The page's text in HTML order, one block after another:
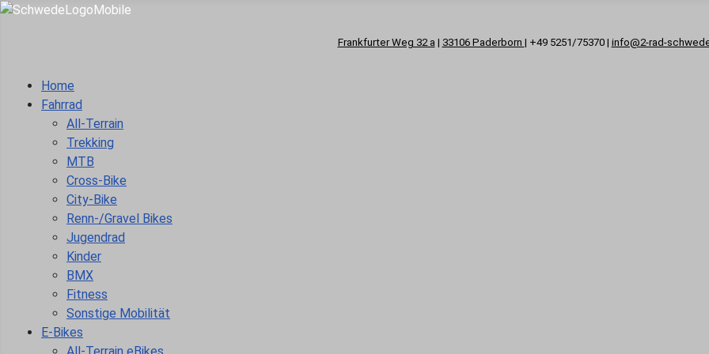
Frankfurter Weg 32 a | 33106 Paderborn | +49 5251/75370 | info@2-rad-
Home
Fahrrad
All-Terrain
Trekking
MTB
Cross-Bike
City-Bike
Renn-/Gravel Bikes
Jugendrad
Kinder
BMX
Fitness
Sonstige Mobilität
E-Bikes